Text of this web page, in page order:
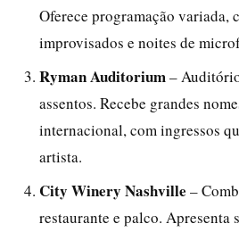
Oferece programação variada,
improvisados e noites de
Ryman Auditorium–
assentos. Recebe grandes
internacional, com ingressos
artista.
City Winery Nashville –
restaurante e palco. Apresenta